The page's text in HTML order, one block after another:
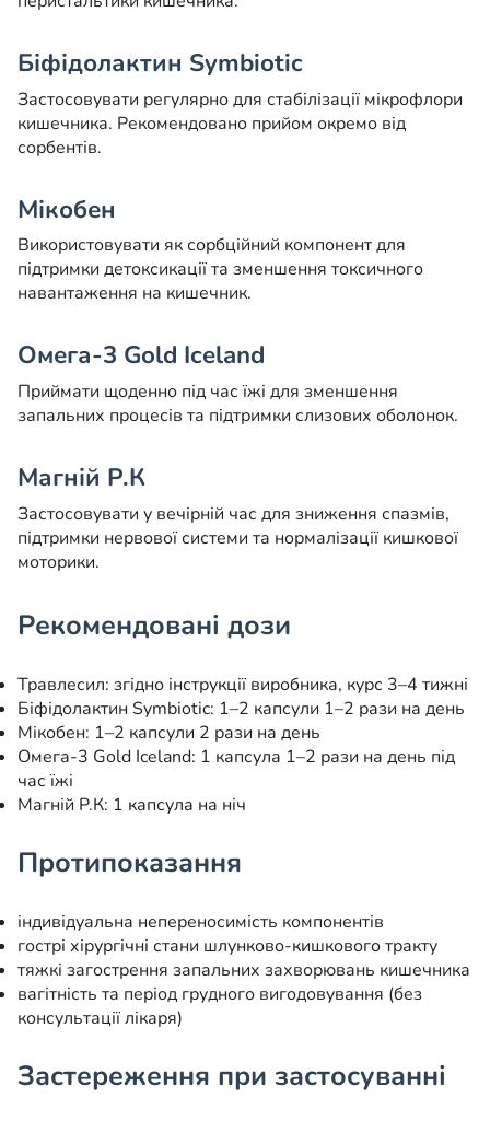
Біфідолактин Symbiotic
Застосовувати регулярно для стабілізації мікрофлори
кишечника. Рекомендовано прийом окремо від
сорбентів.
Мікобен
Використовувати як сорбційний компонент для
підтримки детоксикації та зменшення токсичного
навантаження на кишечник.
Омега-3 Gold Iceland
Приймати щоденно під час їжі для зменшення
запальних процесів та підтримки слизових оболонок.
Магній Р.К
Застосовувати у вечірній час для зниження спазмів,
підтримки нервової системи та нормалізації кишкової
моторики.
Рекомендовані дози
Травлесил: згідно інструкції виробника, курс 3–4 тижні
Біфідолактин Symbiotic: 1–2 капсули 1–2 рази на день
Мікобен: 1–2 капсули 2 рази на день
Омега-3 Gold Iceland: 1 капсула 1–2 рази на день під
час їжі
Магній Р.К: 1 капсула на ніч
Протипоказання
індивідуальна непереносимість компонентів
гострі хірургічні стани шлунково-кишкового тракту
тяжкі загострення запальних захворювань кишечника
вагітність та період грудного вигодовування (без
консультації лікаря)
Застереження при застосуванні